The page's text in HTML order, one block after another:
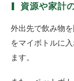
資源や家計
外出先で飲み物
をマイボトルに
ます。